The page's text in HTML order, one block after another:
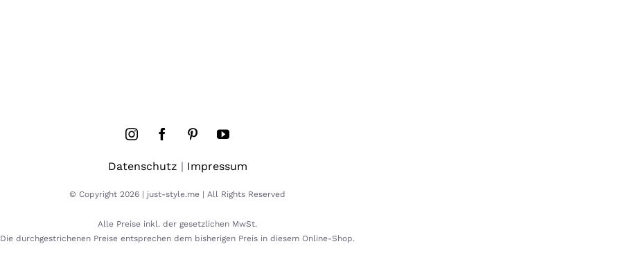
Datenschutz | Impressum
© Copyright 2026 | just-style.me | All Rights Reserved
Alle Preise inkl. der gesetzlichen MwSt.
Die durchgestrichenen Preise entsprechen dem bisherigen Preis in diesem Online-Shop.